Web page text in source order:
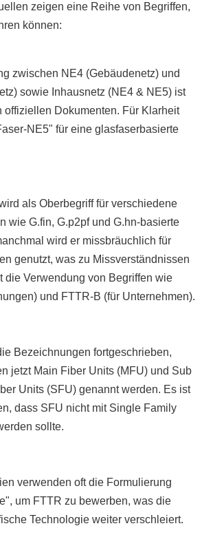
zeigen eine Reihe von Begriffen,
können:
zwischen NE4 (Gebäudenetz) und
sowie Inhausnetz (NE4 & NE5) ist
offiziellen Dokumenten. Für Klarheit
NE5" für eine glasfaserbasierte
als Oberbegriff für verschiedene
wie G.fin, G.p2pf und G.hn-basierte
wird er missbräuchlich für
genutzt, was zu Missverständnissen
die Verwendung von Begriffen wie
und FTTR-B (für Unternehmen).
Bezeichnungen fortgeschrieben,
jetzt Main Fiber Units (MFU) und Sub
Units (SFU) genannt werden. Es ist
dass SFU nicht mit Single Family
sollte.
verwenden oft die Formulierung
um FTTR zu bewerben, was die
Technologie weiter verschleiert.